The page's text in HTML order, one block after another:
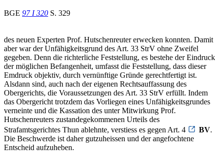
BGE 97 I 320 S. 329
des neuen Experten Prof. Hutschenreuter erwecken konnten. Damit
aber war der Unfähigkeitsgrund des Art. 33 StrV ohne Zweifel
gegeben. Denn die richterliche Feststellung, es bestehe der Eindruck
der möglichen Befangenheit, umfasst die Feststellung, dass dieser
Emdruck objektiv, durch vernünftige Gründe gerechtfertigt ist.
Alsdann sind, auch nach der eigenen Rechtsauffassung des
Obergerichts, die Voraussetzungen des Art. 33 StrV erfüllt. Indem
das Obergericht trotzdem das Vorliegen eines Unfähigkeitsgrundes
verneinte und die Kassation des unter Mitwirkung Prof.
Hutschenreuters zustandegekommenen Urteils des
Strafamtsgerichtes Thun ablehnte, verstiess es gegen Art. 4
BV.
Die Beschwerde ist daher gutzuheissen und der angefochtene
Entscheid aufzuheben.